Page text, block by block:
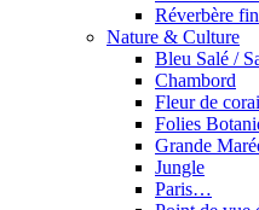
Réverbère fin
Nature & Culture
Bleu Salé /
Chambord
Fleur de
Folies
Grande
Jungle
Paris…